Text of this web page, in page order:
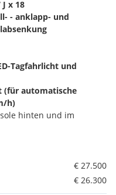
x 18
- anklapp- und
Tagfahrlicht und
(für automatische
h)
hinten und im
C-Ladebuchse an der
€ 27.500
€ 26.300